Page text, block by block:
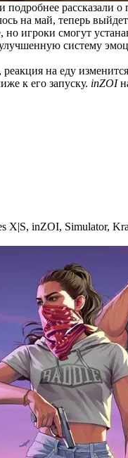
рассказали
на май, теперь выйдет
но игроки смогут
систему
на еду
к его запуску. inZOI
X|S, inZOI, Simulator,